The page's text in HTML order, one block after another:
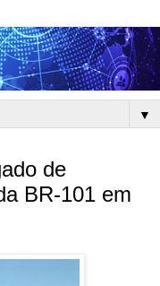
▼
de
BR-101 em